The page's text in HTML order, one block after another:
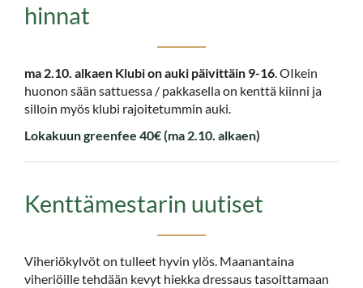
hinnat
ma 2.10. alkaen Klubi on auki päivittäin 9-16. OIkein
huonon sään sattuessa / pakkasella on kenttä kiinni ja
silloin myös klubi rajoitetummin auki.
Lokakuun greenfee 40€ (ma 2.10. alkaen)
Kenttämestarin uutiset
Viheriökylvöt on tulleet hyvin ylös. Maanantaina
viheriöille tehdään kevyt hiekka dressaus tasoittamaan